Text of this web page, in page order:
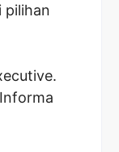
pilihan